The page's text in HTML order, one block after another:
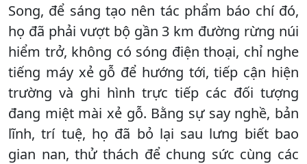
Song, để sáng tạo nên tác phẩm báo chí đó,
họ đã phải vượt bộ gần 3 km đường rừng núi
hiểm trở, không có sóng điện thoại, chỉ nghe
tiếng máy xẻ gỗ để hướng tới, tiếp cận hiện
trường và ghi hình trực tiếp các đối tượng
đang miệt mài xẻ gỗ. Bằng sự say nghề, bản
lĩnh, trí tuệ, họ đã bỏ lại sau lưng biết bao
gian nan, thử thách để chung sức cùng các